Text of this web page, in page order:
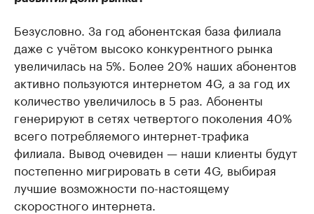
Безусловно. За год абонентская база филиала
даже с учётом высоко конкурентного рынка
увеличилась на 5%. Более 20% наших абонентов
активно пользуются интернетом 4G, а за год их
количество увеличилось в 5 раз. Абоненты
генерируют в сетях четвертого поколения 40%
всего потребляемого интернет-трафика
филиала. Вывод очевиден — наши клиенты будут
постепенно мигрировать в сети 4G, выбирая
лучшие возможности по-настоящему
скоростного интернета.